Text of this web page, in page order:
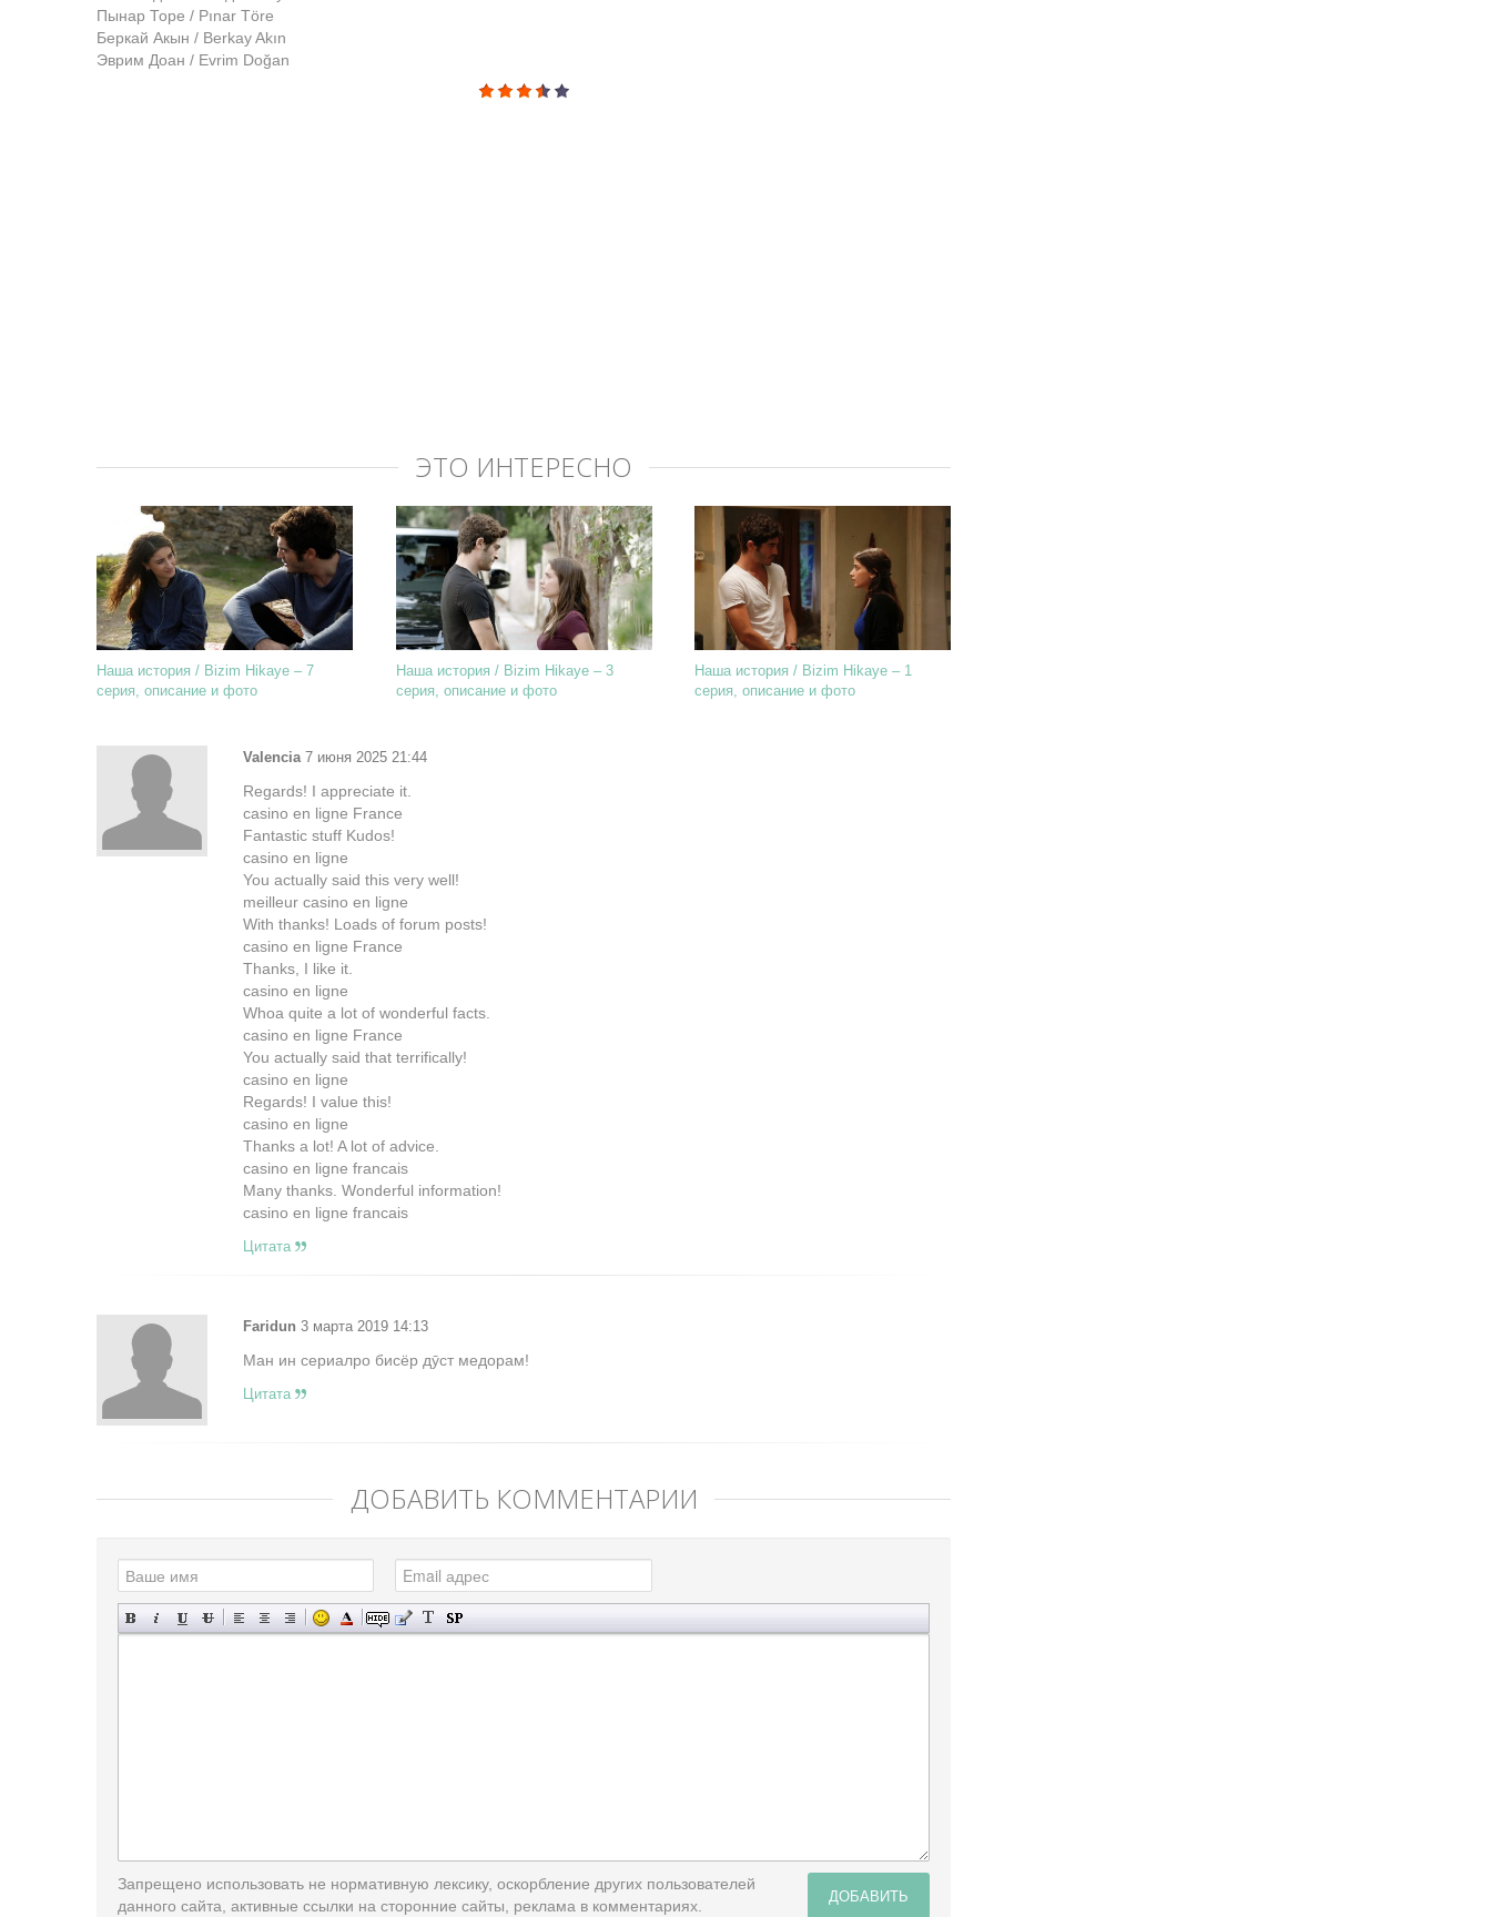
Пынар Торе / Pınar Töre
Беркай Акын / Berkay Akın
Эврим Доан / Evrim Doğan
ЭТО ИНТЕРЕСНО
Наша история / Bizim Hikaye – 7
серия, описание и фото
Наша история / Bizim Hikaye – 3
серия, описание и фото
Наша история / Bizim Hikaye – 1
серия, описание и фото
Valencia7 июня 2025 21:44
Regards! I appreciate it.
casino en ligne France
Fantastic stuff Kudos!
casino en ligne
You actually said this very well!
meilleur casino en ligne
With thanks! Loads of forum posts!
casino en ligne France
Thanks, I like it.
casino en ligne
Whoa quite a lot of wonderful facts.
casino en ligne France
You actually said that terrifically!
casino en ligne
Regards! I value this!
casino en ligne
Thanks a lot! A lot of advice.
casino en ligne francais
Many thanks. Wonderful information!
casino en ligne francais
Цитата
Faridun 3 марта 2019 14:13
Ман ин сериалро бисёр дӯст медорам!
Цитата
ДОБАВИТЬ КОММЕНТАРИЙ
ДОБАВИТЬ
Запрещено использовать не нормативную лексику, оскорбление других пользователей
данного сайта, активные ссылки на сторонние сайты, реклама в комментариях.